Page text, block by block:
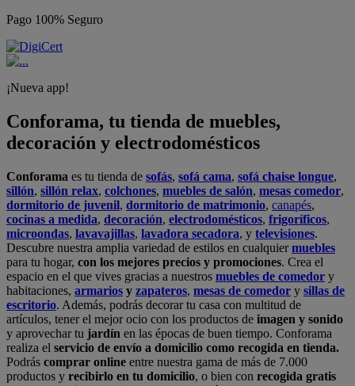
Pago 100% Seguro
¡Nueva app!
Conforama, tu tienda de muebles,
decoración y electrodomésticos
Conforama es tu tienda de sofás, sofá cama, sofá chaise longue,
sillón, sillón relax, colchones, muebles de salón, mesas comedor,
dormitorio de juvenil, dormitorio de matrimonio, canapés,
cocinas a medida, decoración, electrodomésticos, frigoríficos,
microondas, lavavajillas, lavadora secadora, y televisiones.
Descubre nuestra amplia variedad de estilos en cualquiermuebles
para tu hogar, con los mejores precios y promociones. Crea el
espacio en el que vives gracias a nuestros muebles de comedor y
habitaciones, armarios y zapateros, mesas de comedor y sillas de
escritorio. Además, podrás decorar tu casa con multitud de
artículos, tener el mejor ocio con los productos de imagen y sonido
y aprovechar tu jardín en las épocas de buen tiempo. Conforama
realiza el servicio de envío a domicilio como recogida en tienda.
Podrás comprar online entre nuestra gama de más de 7.000
productos y recibirlo en tu domicilio, o bien con recogida gratis